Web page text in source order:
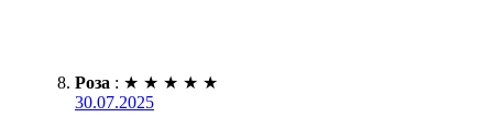
Роза : ★ ★ ★ ★ ★
30.07.2025